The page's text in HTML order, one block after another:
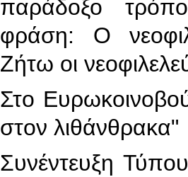
παράδοξο
φράση: Ο
Ζήτω οι
Στο
στον λιθάνθρακα"
Συνέντευξη